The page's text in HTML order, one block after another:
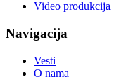
Video produkcija
Navigacija
Vesti
O nama